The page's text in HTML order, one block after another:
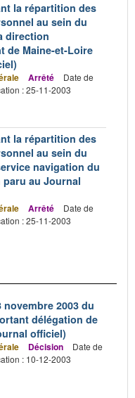
la répartition des
au sein du
direction
de Maine-et-Loire
Arrêté
Date de
: 25-11-2003
la répartition des
au sein du
navigation du
paru au Journal
Arrêté
Date de
: 25-11-2003
novembre 2003 du
délégation de
officiel)
Décision
Date de
: 10-12-2003